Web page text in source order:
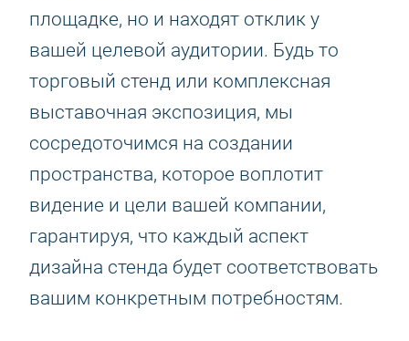
площадке, но и находят отклик у
вашей целевой аудитории. Будь то
торговый стенд или комплексная
выставочная экспозиция, мы
сосредоточимся на создании
пространства, которое воплотит
видение и цели вашей компании,
гарантируя, что каждый аспект
дизайна стенда будет соответствовать
вашим конкретным потребностям.